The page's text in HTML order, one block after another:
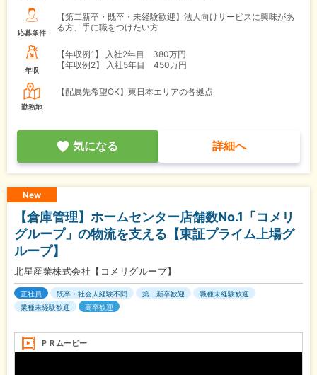
応募条件
【第二新卒・既卒・未経験歓迎】法人向けサービスに興味があ
る方、手に職をつけたい方
年収
【年収例1】
入社2年目 380万円
【年収例2】
入社5年目 450万円
勤務地
【配属先希望OK】東日本エリアの各拠点
気になる 詳細へ
New
【倉庫管理】ホームセンター店舗数No.1「コメリ
グループ」の物流を支える【東証プライム上場グ
ループ】
北星産業株式会社【コメリグループ】
正社員 既卒・社会人経験不問 第二新卒歓迎
職種未経験歓迎
業種未経験歓迎
高卒歓迎
ＰＲムービー